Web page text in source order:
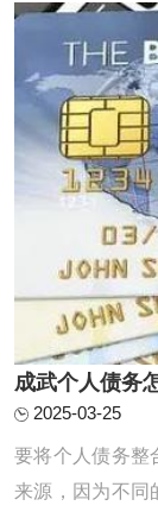
方式，了解不同
成武个人债务
2025-03-25
要将个人债务整
来源，因为不同